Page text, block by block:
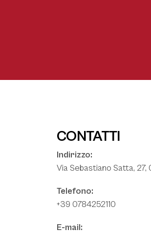
CONTATTI
Indirizzo:
Via Sebastiano Satta, 27,
Telefono:
+39 0784252110
E-mail: